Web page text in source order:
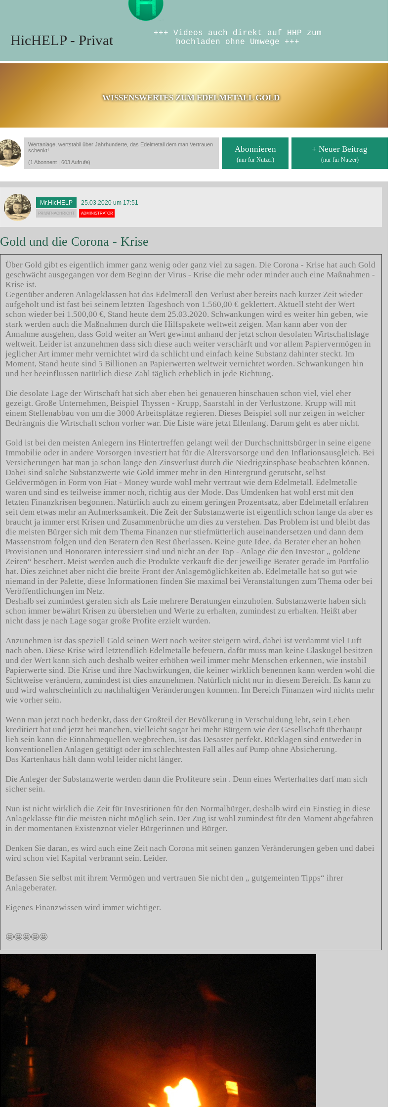
HicHELP - Privat
+++ Videos auch direkt auf HHP zum
hochladen ohne Umwege +++
WISSENSWERTES ZUM EDELMETALL GOLD
Wertanlage, wertstabil über Jahrhunderte, das Edelmetall dem man Vertrauen
schenkt!
(1 Abonnent | 603 Aufrufe)
Abonnieren
(nur für Nutzer)
+ Neuer Beitrag
(nur für Nutzer)
Mr.HicHELP
PRIVATNACHRICHT
25.03.2020 um 17:51
ADMINISTRATOR
Gold und die Corona - Krise
Über Gold gibt es eigentlich immer ganz wenig oder ganz viel zu sagen. Die Corona - Krise hat auch Gold
geschwächt ausgegangen vor dem Beginn der Virus - Krise die mehr oder minder auch eine Maßnahmen -
Krise ist.
Gegenüber anderen Anlageklassen hat das Edelmetall den Verlust aber bereits nach kurzer Zeit wieder
aufgeholt und ist fast bei seinem letzten Tageshoch von 1.560,00 € geklettert. Aktuell steht der Wert
schon wieder bei 1.500,00 €, Stand heute dem 25.03.2020. Schwankungen wird es weiter hin geben, wie
stark werden auch die Maßnahmen durch die Hilfspakete weltweit zeigen. Man kann aber von der
Annahme ausgehen, dass Gold weiter an Wert gewinnt anhand der jetzt schon desolaten Wirtschaftslage
weltweit. Leider ist anzunehmen dass sich diese auch weiter verschärft und vor allem Papiervermögen in
jeglicher Art immer mehr vernichtet wird da schlicht und einfach keine Substanz dahinter steckt. Im
Moment, Stand heute sind 5 Billionen an Papierwerten weltweit vernichtet worden. Schwankungen hin
und her beeinflussen natürlich diese Zahl täglich erheblich in jede Richtung.
Die desolate Lage der Wirtschaft hat sich aber eben bei genaueren hinschauen schon viel, viel eher
gezeigt. Große Unternehmen, Beispiel Thyssen - Krupp, Saarstahl in der Verlustzone. Krupp will mit
einem Stellenabbau von um die 3000 Arbeitsplätze regieren. Dieses Beispiel soll nur zeigen in welcher
Bedrängnis die Wirtschaft schon vorher war. Die Liste wäre jetzt Ellenlang. Darum geht es aber nicht.
Gold ist bei den meisten Anlegern ins Hintertreffen gelangt weil der Durchschnittsbürger in seine eigene
Immobilie oder in andere Vorsorgen investiert hat für die Altersvorsorge und den Inflationsausgleich. Bei
Versicherungen hat man ja schon lange den Zinsverlust durch die Niedrigzinsphase beobachten können.
Dabei sind solche Substanzwerte wie Gold immer mehr in den Hintergrund gerutscht, selbst
Geldvermögen in Form von Fiat - Money wurde wohl mehr vertraut wie dem Edelmetall. Edelmetalle
waren und sind es teilweise immer noch, richtig aus der Mode. Das Umdenken hat wohl erst mit den
letzten Finanzkrisen begonnen. Natürlich auch zu einem geringen Prozentsatz, aber Edelmetall erfahren
seit dem etwas mehr an Aufmerksamkeit. Die Zeit der Substanzwerte ist eigentlich schon lange da aber es
braucht ja immer erst Krisen und Zusammenbrüche um dies zu verstehen. Das Problem ist und bleibt das
die meisten Bürger sich mit dem Thema Finanzen nur stiefmütterlich auseinandersetzen und dann dem
Massenstrom folgen und den Beratern den Rest überlassen. Keine gute Idee, da Berater eher an hohen
Provisionen und Honoraren interessiert sind und nicht an der Top - Anlage die den Investor „ goldene
Zeiten“ beschert. Meist werden auch die Produkte verkauft die der jeweilige Berater gerade im Portfolio
hat. Dies zeichnet aber nicht die breite Front der Anlagemöglichkeiten ab. Edelmetalle hat so gut wie
niemand in der Palette, diese Informationen finden Sie maximal bei Veranstaltungen zum Thema oder bei
Veröffentlichungen im Netz.
Deshalb sei zumindest geraten sich als Laie mehrere Beratungen einzuholen. Substanzwerte haben sich
schon immer bewährt Krisen zu überstehen und Werte zu erhalten, zumindest zu erhalten. Heißt aber
nicht dass je nach Lage sogar große Profite erzielt wurden.
Anzunehmen ist das speziell Gold seinen Wert noch weiter steigern wird, dabei ist verdammt viel Luft
nach oben. Diese Krise wird letztendlich Edelmetalle befeuern, dafür muss man keine Glaskugel besitzen
und der Wert kann sich auch deshalb weiter erhöhen weil immer mehr Menschen erkennen, wie instabil
Papierwerte sind. Die Krise und ihre Nachwirkungen, die keiner wirklich benennen kann werden wohl die
Sichtweise verändern, zumindest ist dies anzunehmen. Natürlich nicht nur in diesem Bereich. Es kann zu
und wird wahrscheinlich zu nachhaltigen Veränderungen kommen. Im Bereich Finanzen wird nichts mehr
wie vorher sein.
Wenn man jetzt noch bedenkt, dass der Großteil der Bevölkerung in Verschuldung lebt, sein Leben
kreditiert hat und jetzt bei manchen, vielleicht sogar bei mehr Bürgern wie der Gesellschaft überhaupt
lieb sein kann die Einnahmequellen wegbrechen, ist das Desaster perfekt. Rücklagen sind entweder in
konventionellen Anlagen getätigt oder im schlechtesten Fall alles auf Pump ohne Absicherung.
Das Kartenhaus hält dann wohl leider nicht länger.
Die Anleger der Substanzwerte werden dann die Profiteure sein . Denn eines Werterhaltes darf man sich
sicher sein.
Nun ist nicht wirklich die Zeit für Investitionen für den Normalbürger, deshalb wird ein Einstieg in diese
Anlageklasse für die meisten nicht möglich sein. Der Zug ist wohl zumindest für den Moment abgefahren
in der momentanen Existenznot vieler Bürgerinnen und Bürger.
Denken Sie daran, es wird auch eine Zeit nach Corona mit seinen ganzen Veränderungen geben und dabei
wird schon viel Kapital verbrannt sein. Leider.
Befassen Sie selbst mit ihrem Vermögen und vertrauen Sie nicht den „ gutgemeinten Tipps“ ihrer
Anlageberater.
Eigenes Finanzwissen wird immer wichtiger.
🤩🤩🤩🤩🤩